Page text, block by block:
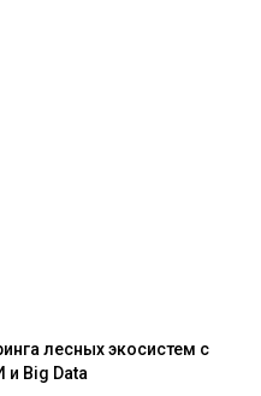
лесных экосистем с
и Big Data